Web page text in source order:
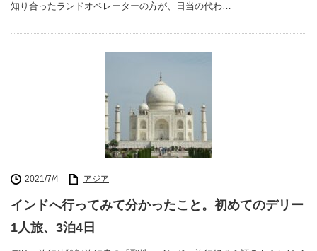
知り合ったランドオペレーターの方が、日当の代わ…
2021/7/4 アジア
インドへ行ってみて分かったこと。初めてのデリー
1人旅、3泊4日